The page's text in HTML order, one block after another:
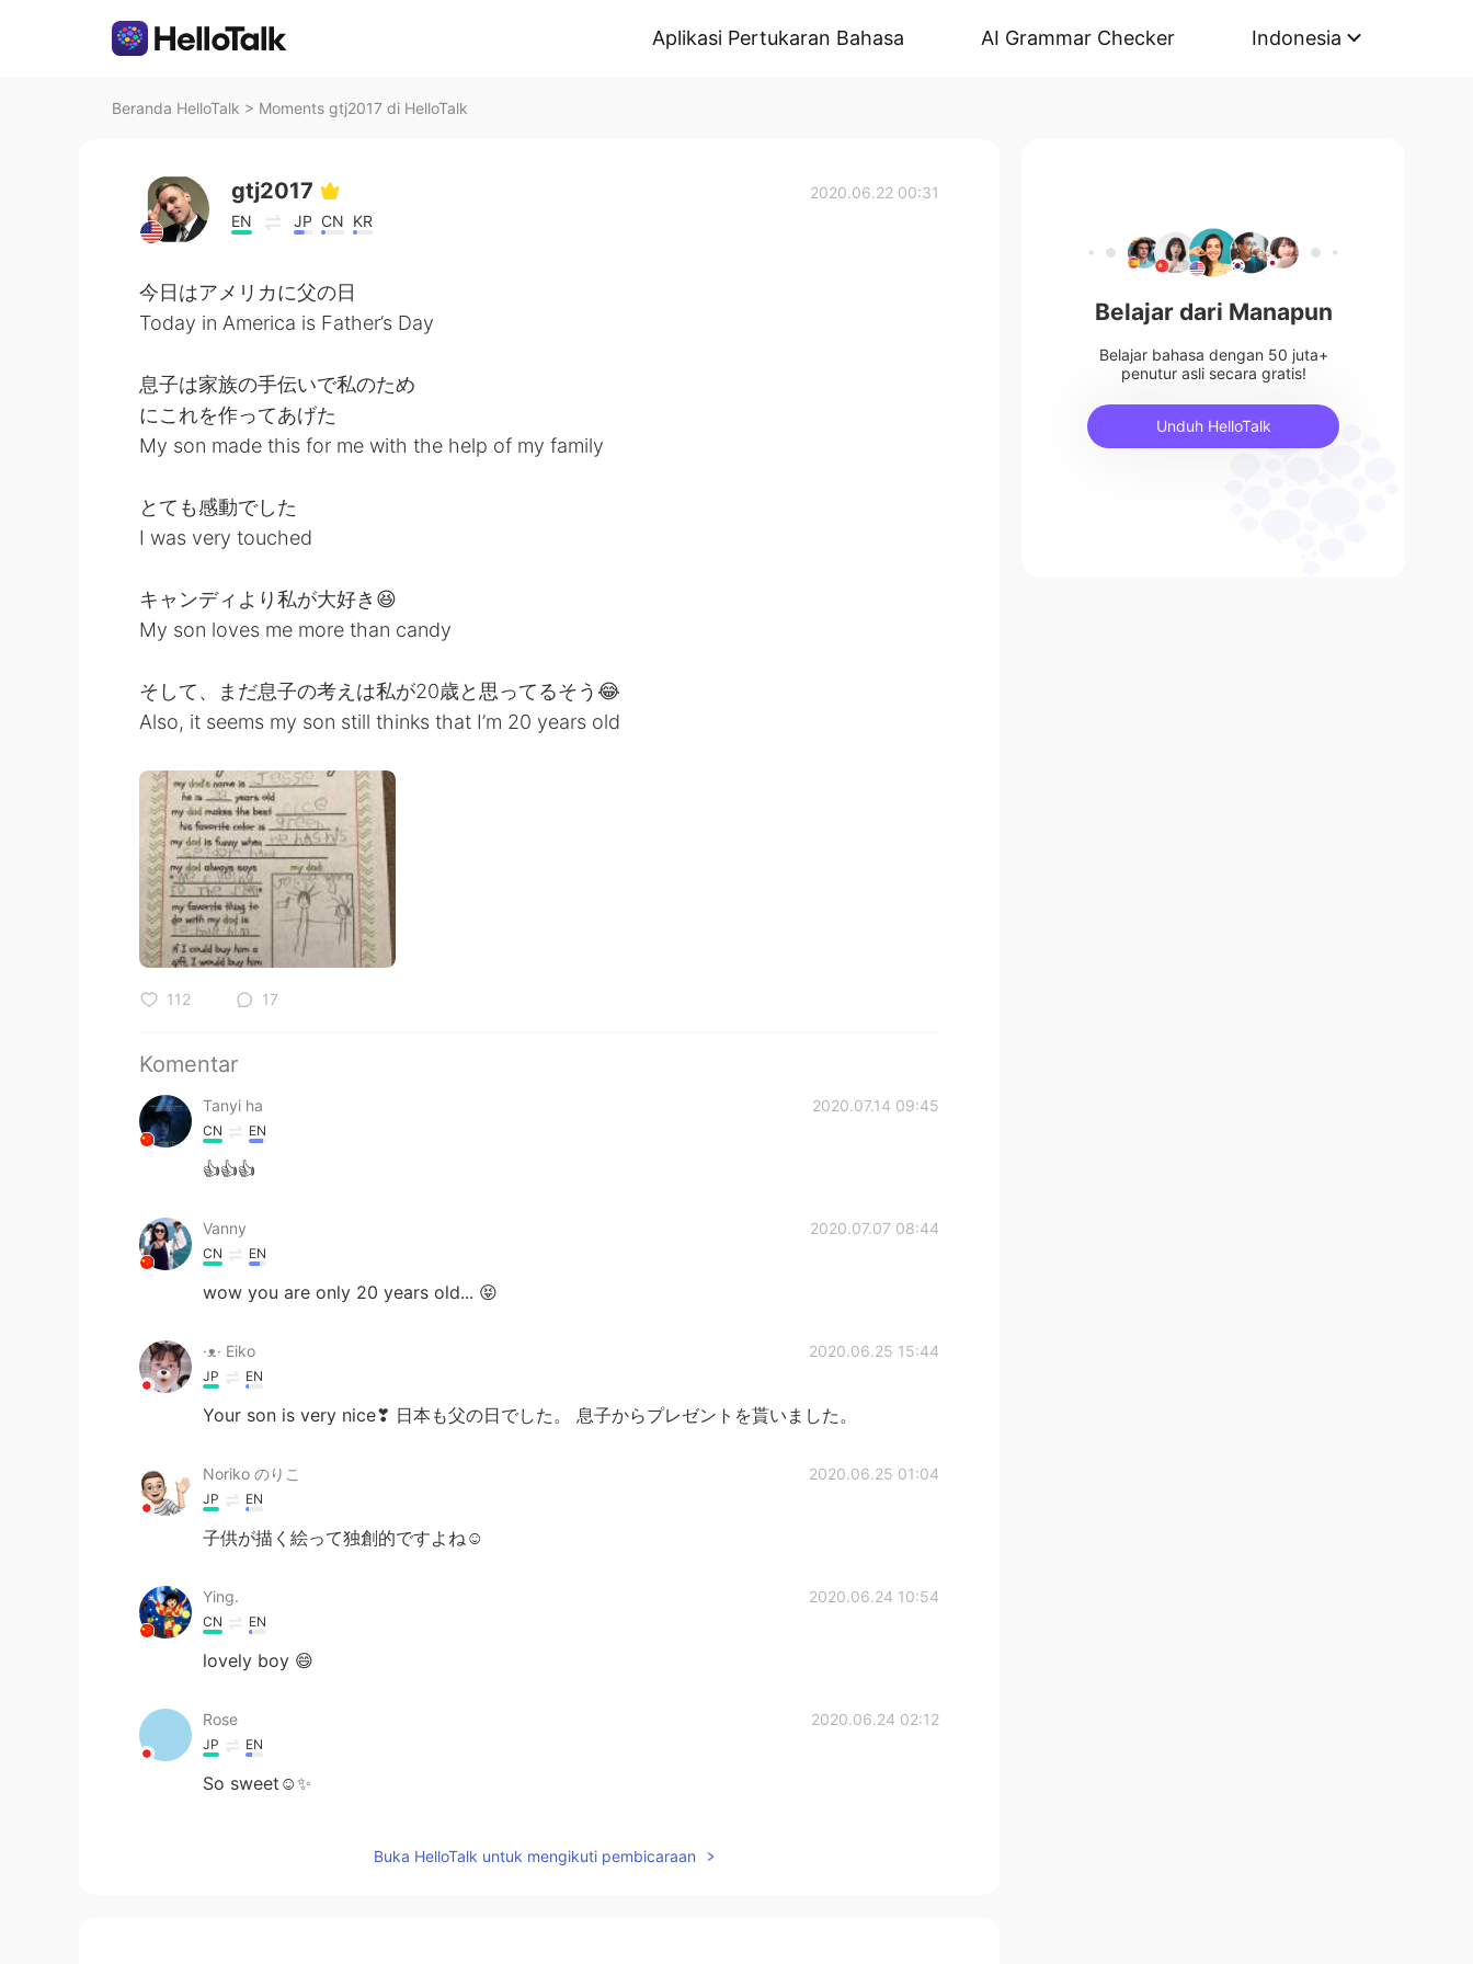
Aplikasi Pertukaran Bahasa AI Grammar Checker Indonesia
Beranda HelloTalk > Moments gtj2017 di HelloTalk
gtj2017
EN JP CN KR
2020.06.22 00:31
今日はアメリカに父の日
Today in America is Father’s Day
息子は家族の手伝いで私のため
にこれを作ってあげた
My son made this for me with the help of my family
とても感動でした
I was very touched
キャンディより私が大好き😆
My son loves me more than candy
そして、まだ息子の考えは私が20歳と思ってるそう😂
Also, it seems my son still thinks that I’m 20 years old
112 17
Komentar
Tanyi ha 2020.07.14 09:45
CN EN
👍👍👍
Vanny 2020.07.07 08:44
CN EN
wow you are only 20 years old... 😝
·ᴥ· Eiko 2020.06.25 15:44
JP EN
Your son is very nice❣ 日本も父の日でした。 息子からプレゼントを貰いました。
Noriko のりこ 2020.06.25 01:04
JP EN
子供が描く絵って独創的ですよね☺️
Ying. 2020.06.24 10:54
CN EN
lovely boy 😄
Rose 2020.06.24 02:12
JP EN
So sweet☺️✨
Buka HelloTalk untuk mengikuti pembicaraan
Belajar dari Manapun
Belajar bahasa dengan 50 juta+
penutur asli secara gratis!
Unduh HelloTalk